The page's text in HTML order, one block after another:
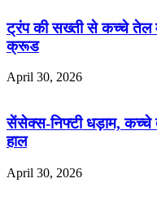
ट्रंप की सख्ती से कच्चे तेल
क्रूड
April 30, 2026
सेंसेक्स-निफ्टी धड़ाम, कच्चे
हाल
April 30, 2026